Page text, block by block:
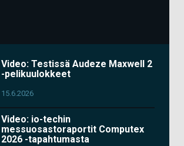
Video: Testissä Audeze Maxwell 2
-pelikuulokkeet
15.6.2026
Video: io-techin
messuosastoraportit Computex
2026 -tapahtumasta